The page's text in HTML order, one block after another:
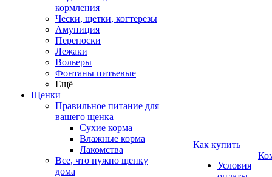
кормления
Чески, щетки, когтерезы
Амуниция
Переноски
Лежаки
Вольеры
Фонтаны питьевые
Ещё
Щенки
Правильное питание для
вашего щенка
Сухие корма
Влажные корма
Лакомства
Все, что нужно щенку
дома
Как купить
Условия